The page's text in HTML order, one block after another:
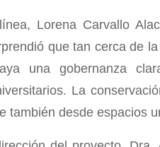
Lorena Carvallo
que tan cerca de
una gobernanza
La
también desde espacios